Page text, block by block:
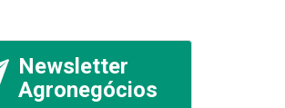
Newsletter
Agronegócios